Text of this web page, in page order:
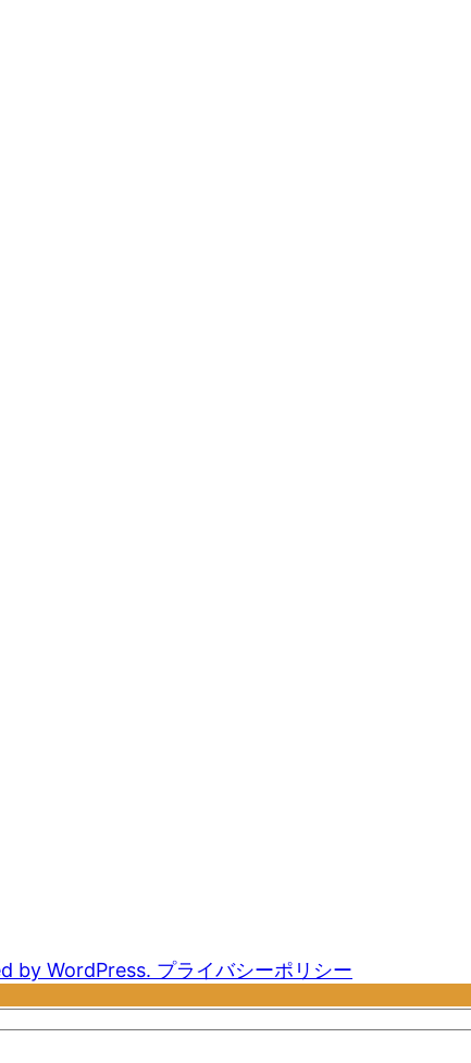
by WordPress. プライバシーポリシー